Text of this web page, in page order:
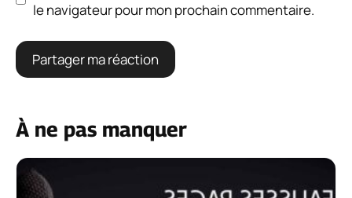
le navigateur pour mon prochain commentaire.
À ne pas manquer